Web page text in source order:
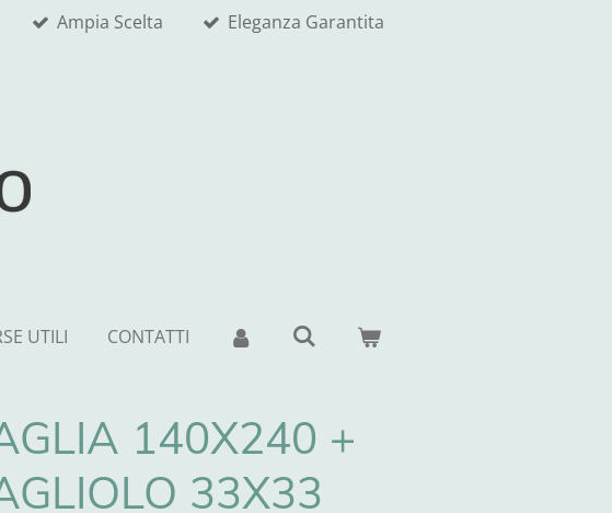
Ampia Scelta Eleganza Garantita
UTILI CONTATTI
140X240 +
33X33